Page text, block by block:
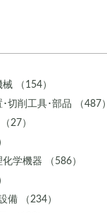
（154）
切削工具･部品 （487）
27）
学機器 （586）
備 （234）